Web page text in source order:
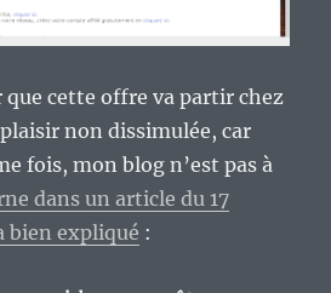
cette offre va partir chez
non dissimulée, car
fois, mon blog n’est pas à
dans un article du 17
bien expliqué :